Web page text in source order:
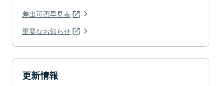
差出可否早見表
重要なお知らせ
更新情報